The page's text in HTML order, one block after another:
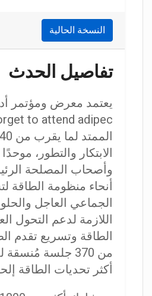
النسخة الحالية
تفاصيل الحدث
الابتكار والتطور،
وأصحاب المصلحة
أنحاء منظومة الطاقة
الجماعي العاجل
اللازمة لدعم التحول
الطاقة وتسريع تقدم
من 370 جلسة
أكثر تحديات الطاقة